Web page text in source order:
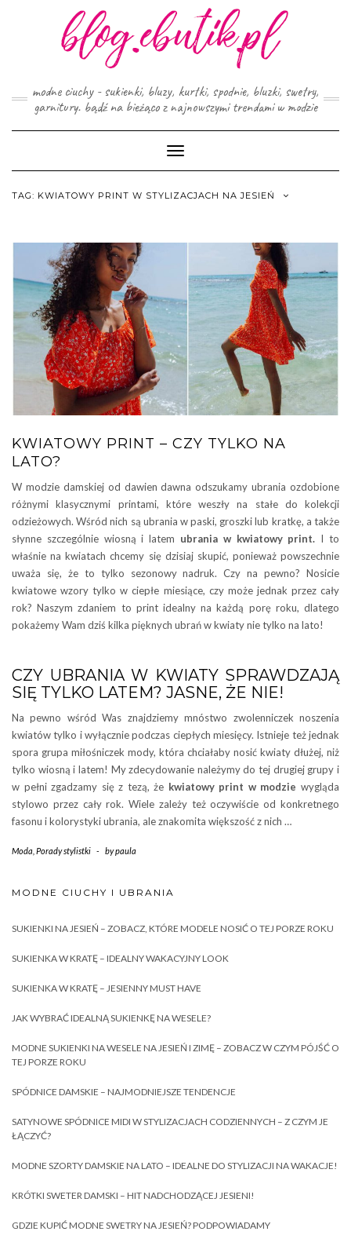
modne ciuchy - sukienki, bluzy, kurtki, spodnie, bluzki, swetry,
garnitury. bądź na bieżąco z najnowszymi trendami w modzie
Toggle
Navigation
TAG: KWIATOWY PRINT W STYLIZACJACH NA JESIEŃ
KWIATOWY PRINT – CZY TYLKO NA
LATO?
W modzie damskiej od dawien dawna odszukamy ubrania ozdobione
różnymi klasycznymi printami, które weszły na stałe do kolekcji
odzieżowych. Wśród nich są ubrania w paski, groszki lub kratkę, a także
słynne szczególnie wiosną i latem ubrania w kwiatowy print. I to
właśnie na kwiatach chcemy się dzisiaj skupić, ponieważ powszechnie
uważa się, że to tylko sezonowy nadruk. Czy na pewno? Nosicie
kwiatowe wzory tylko w ciepłe miesiące, czy może jednak przez cały
rok? Naszym zdaniem to print idealny na każdą porę roku, dlatego
pokażemy Wam dziś kilka pięknych ubrań w kwiaty nie tylko na lato!
CZY UBRANIA W KWIATY SPRAWDZAJĄ
SIĘ TYLKO LATEM? JASNE, ŻE NIE!
Na pewno wśród Was znajdziemy mnóstwo zwolenniczek noszenia
kwiatów tylko i wyłącznie podczas ciepłych miesięcy. Istnieje też jednak
spora grupa miłośniczek mody, która chciałaby nosić kwiaty dłużej, niż
tylko wiosną i latem! My zdecydowanie należymy do tej drugiej grupy i
w pełni zgadzamy się z tezą, że kwiatowy print w modzie wygląda
stylowo przez cały rok. Wiele zależy też oczywiście od konkretnego
fasonu i kolorystyki ubrania, ale znakomita większość z nich …
Moda Porady stylistki - bypaula
MODNE CIUCHY I UBRANIA
SUKIENKI NA JESIEŃ – ZOBACZ, KTÓRE MODELE NOSIĆ O TEJ PORZE ROKU
SUKIENKA W KRATĘ – IDEALNY WAKACYJNY LOOK
SUKIENKA W KRATĘ – JESIENNY MUST HAVE
JAK WYBRAĆ IDEALNĄ SUKIENKĘ NA WESELE?
MODNE SUKIENKI NA WESELE NA JESIEŃ I ZIMĘ – ZOBACZ W CZYM PÓJŚĆ O
TEJ PORZE ROKU
SPÓDNICE DAMSKIE – NAJMODNIEJSZE TENDENCJE
SATYNOWE SPÓDNICE MIDI W STYLIZACJACH CODZIENNYCH – Z CZYM JE
ŁĄCZYĆ?
MODNE SZORTY DAMSKIE NA LATO – IDEALNE DO STYLIZACJI NA WAKACJE!
KRÓTKI SWETER DAMSKI – HIT NADCHODZĄCEJ JESIENI!
GDZIE KUPIĆ MODNE SWETRY NA JESIEŃ? PODPOWIADAMY